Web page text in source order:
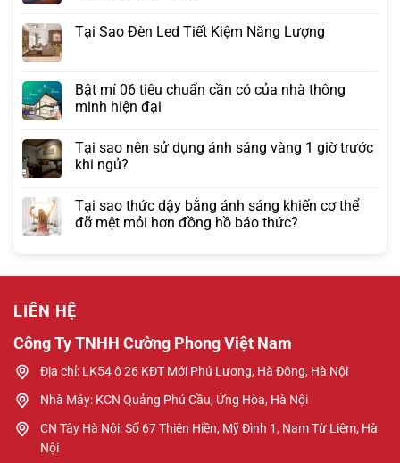
Tại Sao Đèn Led Tiết Kiệm Năng Lượng
Bật mí 06 tiêu chuẩn cần có của nhà thông
minh hiện đại
Tại sao nên sử dụng ánh sáng vàng 1 giờ trước
khi ngủ?
Tại sao thức dậy bằng ánh sáng khiến cơ thể
đỡ mệt mỏi hơn đồng hồ báo thức?
LIÊN HỆ
Công Ty TNHH Cường Phong Việt Nam
Địa chỉ: LK54 ô 26 KĐT Mới Phú Lương, Hà Đông, Hà Nội
Nhà Máy: KCN Quảng Phú Cầu, Ứng Hòa, Hà Nội
CN Tây Hà Nội: Số 67 Thiên Hiền, Mỹ Đình 1, Nam Từ Liêm, Hà
Nội